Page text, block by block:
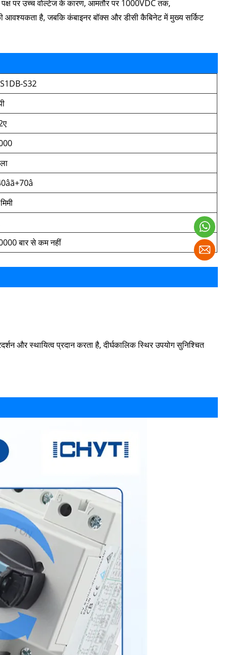
पक्ष पर उच्च वोल्टेज के कारण, आमतौर पर 1000VDC तक,
आवश्यकता है, जबकि कंबाइनर बॉक्स और डीसी कैबिनेट में मुख्य सर्किट
S32
बार से कम नहीं
और स्थायित्व प्रदान करता है, दीर्घकालिक स्थिर उपयोग सुनिश्चित